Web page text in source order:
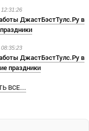
ДжастБэстТулс.Ру в
ДжастБэстТулс.Ру в
праздники
ВСЕ...